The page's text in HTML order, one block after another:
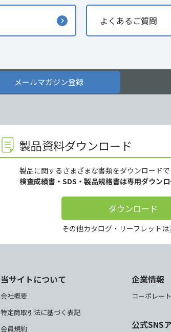
よくあるご質問
メールマガジン登録
製品資料ダウンロード
製品に関するさまざまな書類をダウンロードで
検査成績書・SDS・製品規格書は専用ダウン
ダウンロード
その他カタログ・リーフレットは
当サイトについて
会社概要
特定商取引法に基づく表記
会員規約
企業情報
コーポレー
公式SNS